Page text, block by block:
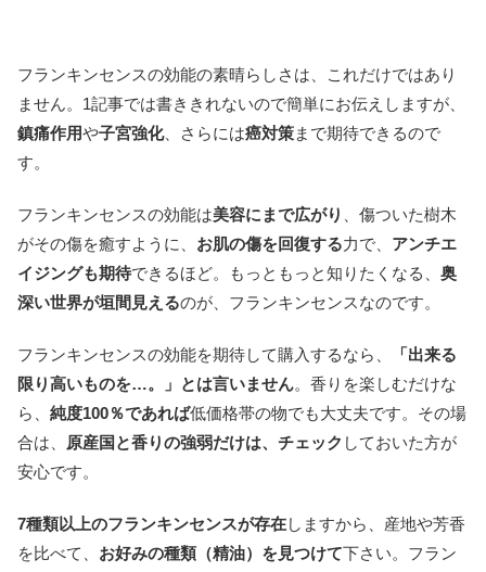
フランキンセンスの効能の素晴らしさは、これだけではあり
ません。1記事では書ききれないので簡単にお伝えしますが、
鎮痛作用や子宮強化、さらには癌対策まで期待できるので
す。
フランキンセンスの効能は美容にまで広がり
、傷ついた樹木
がその傷を癒すように、 お肌の傷を回復する力で、 アンチエ
イジングも期待できるほど。もっともっと知りたくなる、 奥
深い世界が垣間見えるのが、フランキンセンスなのです。
フランキンセンスの効能を期待して購入するなら、
「出来る
限り高いものを…。」とは言いません。香りを楽しむだけな
ら、 純度100％であれば低価格帯の物でも大丈夫です。その場
合は、
原産国と香りの強弱だけは、チェック しておいた方が
安心です。
7種類以上のフランキンセンスが存在しますから、産地や芳香
を比べて、 お好みの種類（精油）を見つけて下さい。フラン